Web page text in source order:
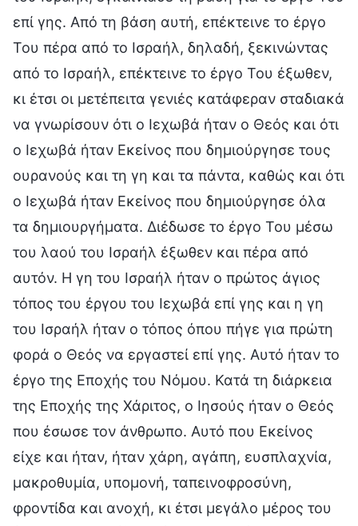
επί γης. Από τη βάση αυτή, επέκτεινε το έργο
Του πέρα από το Ισραήλ, δηλαδή, ξεκινώντας
από το Ισραήλ, επέκτεινε το έργο Του έξωθεν,
κι έτσι οι μετέπειτα γενιές κατάφεραν σταδιακά
να γνωρίσουν ότι ο Ιεχωβά ήταν ο Θεός και ότι
ο Ιεχωβά ήταν Εκείνος που δημιούργησε τους
ουρανούς και τη γη και τα πάντα, καθώς και ότι
ο Ιεχωβά ήταν Εκείνος που δημιούργησε όλα
τα δημιουργήματα. Διέδωσε το έργο Του μέσω
του λαού του Ισραήλ έξωθεν και πέρα από
αυτόν. Η γη του Ισραήλ ήταν ο πρώτος άγιος
τόπος του έργου του Ιεχωβά επί γης και η γη
του Ισραήλ ήταν ο τόπος όπου πήγε για πρώτη
φορά ο Θεός να εργαστεί επί γης. Αυτό ήταν το
έργο της Εποχής του Νόμου. Κατά τη διάρκεια
της Εποχής της Χάριτος, ο Ιησούς ήταν ο Θεός
που έσωσε τον άνθρωπο. Αυτό που Εκείνος
είχε και ήταν, ήταν χάρη, αγάπη, ευσπλαχνία,
μακροθυμία, υπομονή, ταπεινοφροσύνη,
φροντίδα και ανοχή, κι έτσι μεγάλο μέρος του